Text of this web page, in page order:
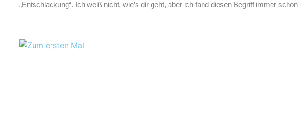
„Entschlackung“. Ich weiß nicht, wie’s dir geht, aber ich fand diesen Begriff immer schon